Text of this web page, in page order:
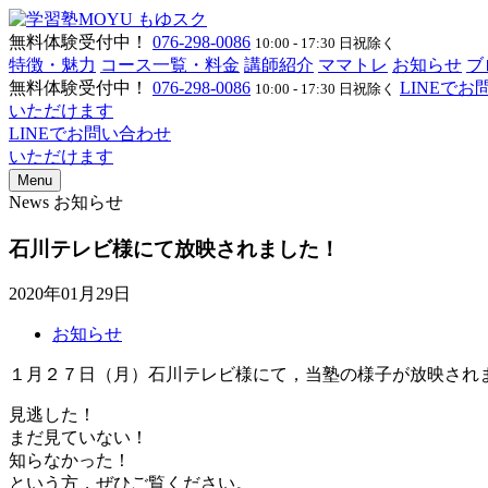
無料体験受付中！ 076-298-0086 10:00 - 17:30 日祝除く
特徴・魅力 コース一覧・料金 講師紹介 ママトレ お知らせ ブ
無料体験受付中！
076-298-0086 10:00 - 17:30 日祝除く LINEでお
いただけます
LINEでお問い合わせ
いただけます
Menu
News お知らせ
石川テレビ様にて放映されました！
2020年01月29日
お知らせ
１月２７日（月）石川テレビ様にて，当塾の様子が放映され
見逃した！
まだ見ていない！
知らなかった！
という方，ぜひご覧ください。